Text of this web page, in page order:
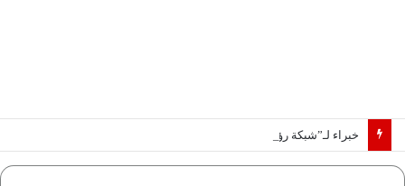
خبراء لـ”شبكة رؤية”: «اتفاق مكة» يغيّر قواعد اللعبة بالشرق الأوسط